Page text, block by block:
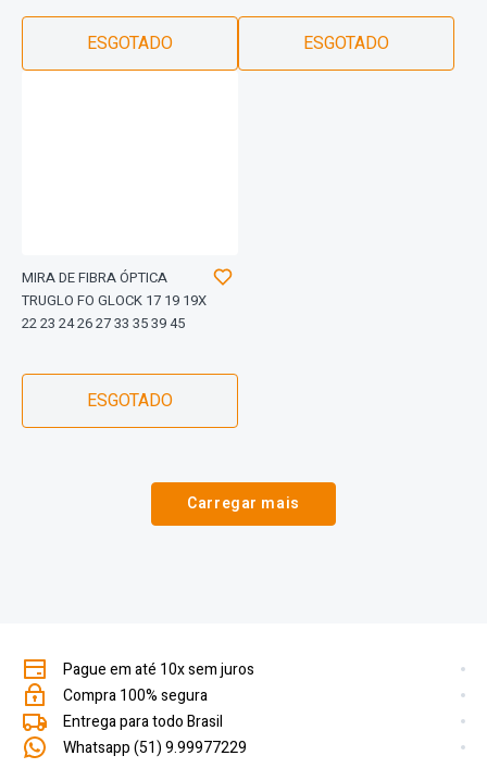
(DUAS CORES)
ESGOTADO ESGOTADO
MIRA DE FIBRA ÓPTICA
TRUGLO FO GLOCK 17 19 19X
22 23 24 26 27 33 35 39 45
ESGOTADO
Carregar mais
Pague em até 10x sem juros
Compra 100% segura
Entrega para todo Brasil
Whatsapp (51) 9.99977229